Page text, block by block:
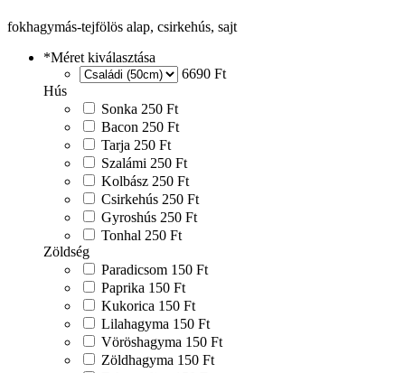
fokhagymás-tejfölös alap, csirkehús, sajt
*Méret kiválasztása
6690 Ft
Hús
Sonka 250 Ft
Bacon 250 Ft
Tarja 250 Ft
Szalámi 250 Ft
Kolbász 250 Ft
Csirkehús 250 Ft
Gyroshús 250 Ft
Tonhal 250 Ft
Zöldség
Paradicsom 150 Ft
Paprika 150 Ft
Kukorica 150 Ft
Lilahagyma 150 Ft
Vöröshagyma 150 Ft
Zöldhagyma 150 Ft